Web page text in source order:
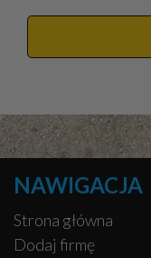
NAWIGACJA
Strona główna
Dodaj firmę